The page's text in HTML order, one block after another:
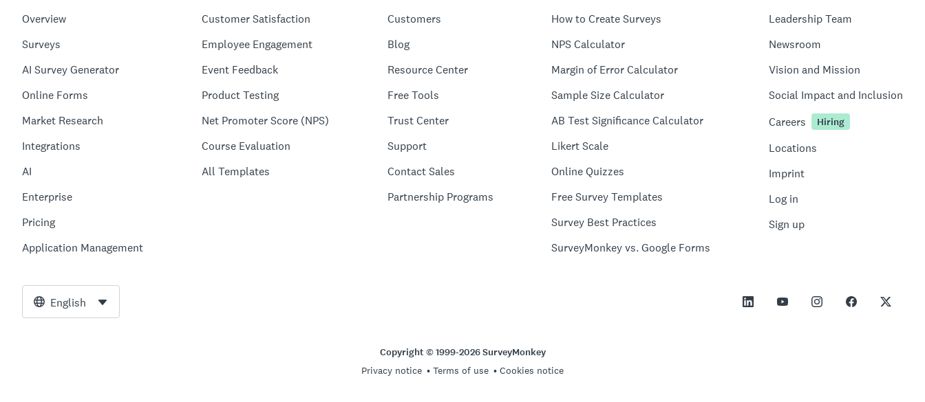
Overview
Surveys
AI Survey Generator
Online Forms
Market Research
Integrations
AI
Enterprise
Pricing
Application Management
Customer Satisfaction
Employee Engagement
Event Feedback
Product Testing
Net Promoter Score (NPS)
Course Evaluation
All Templates
Customers
Blog
Resource Center
Free Tools
Trust Center
Support
Contact Sales
Partnership Programs
How to Create Surveys
NPS Calculator
Margin of Error Calculator
Sample Size Calculator
AB Test Significance Calculator
Likert Scale
Online Quizzes
Free Survey Templates
Survey Best Practices
SurveyMonkey vs. Google Forms
Leadership Team
Newsroom
Vision and Mission
Social Impact and Inclusion
Careers
Hiring
Locations
Imprint
Log in
Sign up
English
Copyright © 1999-2026 SurveyMonkey
Privacy notice Terms of use Cookies notice